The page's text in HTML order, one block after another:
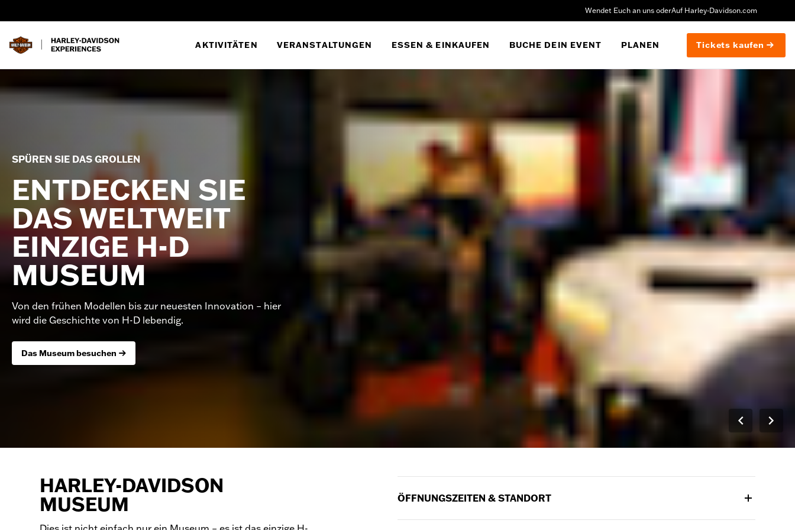
Wendet Euch an uns oderAuf Harley-Davidson.com
AKTIVITÄTEN VERANSTALTUNGEN ESSEN & EINKAUFEN BUCHE DEIN EVENT PLANEN Tickets kaufen
SPÜREN SIE DAS GROLLEN
ENTDECKEN SIE
DAS WELTWEIT
EINZIGE H-D
MUSEUM
Von den frühen Modellen bis zur neuesten Innovation – hier
wird die Geschichte von H-D lebendig.
Das Museum besuchen
HARLEY-DAVIDSON
MUSEUM
ÖFFNUNGSZEITEN & STANDORT
Das Museum befindet sich auf dem H-D Museumsgelände in der 400 W. Canal